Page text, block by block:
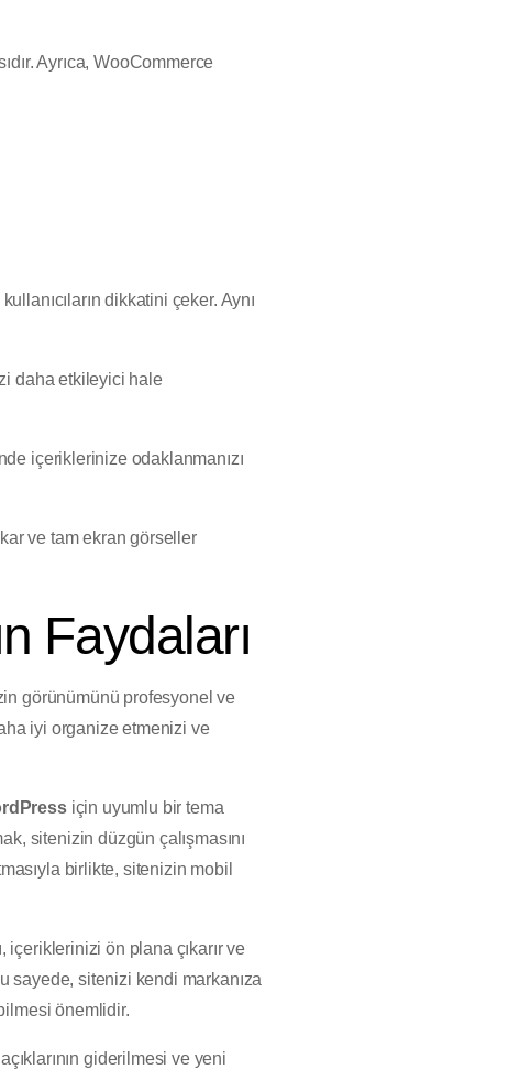
Ayrıca, WooCommerce
dikkatini çeker. Aynı
daha etkileyici hale
içeriklerinize odaklanmanızı
ve tam ekran görseller
Faydaları
görünümünü profesyonel ve
iyi organize etmenizi ve
için uyumlu bir tema
sitenizin düzgün çalışmasını
birlikte, sitenizin mobil
içeriklerinizi ön plana çıkarır ve
sayede, sitenizi kendi markanıza
önemlidir.
giderilmesi ve yeni